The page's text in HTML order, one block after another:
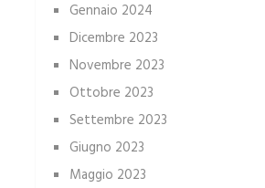
Gennaio 2024
Dicembre 2023
Novembre 2023
Ottobre 2023
Settembre 2023
Giugno 2023
Maggio 2023